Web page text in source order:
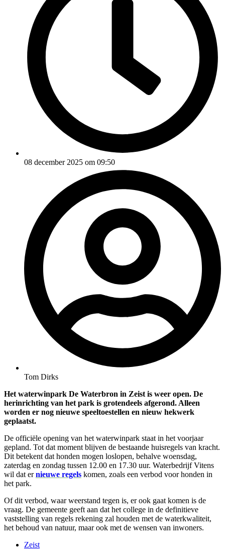
08 december 2025 om 09:50
Tom Dirks
Het waterwinpark De Waterbron in Zeist is weer open. De
herinrichting van het park is grotendeels afgerond. Alleen
worden er nog nieuwe speeltoestellen en nieuw hekwerk
geplaatst.
De officiële opening van het waterwinpark staat in het voorjaar
gepland. Tot dat moment blijven de bestaande huisregels van kracht.
Dit betekent dat honden mogen loslopen, behalve woensdag,
zaterdag en zondag tussen 12.00 en 17.30 uur. Waterbedrijf Vitens
wil dat ernieuwe regels komen, zoals een verbod voor honden in
het park.
Of dit verbod, waar weerstand tegen is, er ook gaat komen is de
vraag. De gemeente geeft aan dat het college in de definitieve
vaststelling van regels rekening zal houden met de waterkwaliteit,
het behoud van natuur, maar ook met de wensen van inwoners.
Zeist